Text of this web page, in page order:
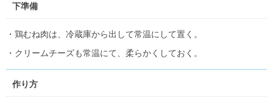
下準備
・鶏むね肉は、冷蔵庫から出して常温にして置く。
・クリームチーズも常温にて、柔らかくしておく。
作り方